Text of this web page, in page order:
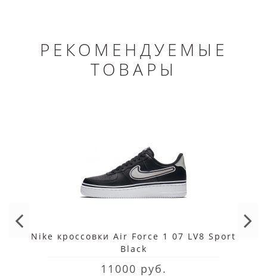
РЕКОМЕНДУЕМЫЕ
ТОВАРЫ
Nike кроссовки Air Force 1 07 LV8 Sport
Black
11000 руб.